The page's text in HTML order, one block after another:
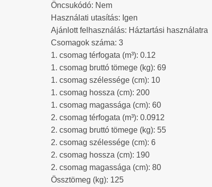
Öncsukódó: Nem
Használati utasítás: Igen
Ajánlott felhasználás: Háztartási használatra
Csomagok száma: 3
1. csomag térfogata (m³): 0.12
1. csomag bruttó tömege (kg): 69
1. csomag szélessége (cm): 10
1. csomag hossza (cm): 200
1. csomag magassága (cm): 60
2. csomag térfogata (m³): 0.0912
2. csomag bruttó tömege (kg): 55
2. csomag szélessége (cm): 6
2. csomag hossza (cm): 190
2. csomag magassága (cm): 80
Össztömeg (kg): 125